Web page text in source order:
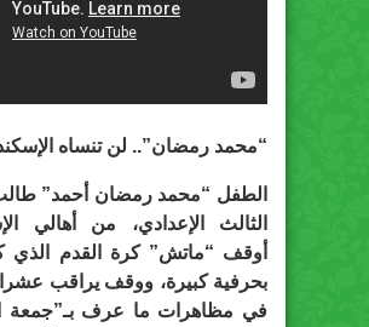
“محمد رمضان”.. لن تنساه
الطفل “محمد رمضان أحمد”
الثالث الإعدادي، من أهالي
أوقف “ماتش” كرة القدم الذي
بحرفية كبيرة، ووقف يراقب
في مظاهرات ما عرف بـ”جمعة